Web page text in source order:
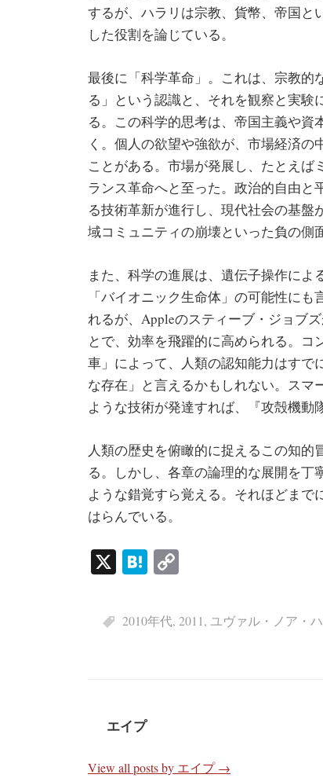
するが、ハラリは宗教、貨幣、帝国と
した役割を論じている。
最後に「科学革命」。これは、宗教的
る」という認識と、それを観察と実
る。この科学的思考は、帝国主義や
く。個人の欲望や強欲が、市場経済の
ことがある。市場が発展し、たとえ
ランス革命へと至った。政治的自由と
る技術革新が進行し、現代社会の基
域コミュニティの崩壊といった負の側
また、科学の進展は、遺伝子操作に
「バイオニック生命体」の可能性に
れるが、Appleのスティーブ・ジョブ
とで、効率を飛躍的に高められる。
車」によって、人類の認知能力はすで
な存在」と言えるかもしれない。スマ
ような技術が発達すれば、『攻殻機動
人類の歴史を俯瞰的に捉えるこの知
る。しかし、各章の論理的な展開を
ような錯覚すら覚える。それほどま
はらんでいる。
X H
en
a
y
Li
2010年代, 2011, ユヴァル・ノア・
エイプ
View all posts by エイプ →